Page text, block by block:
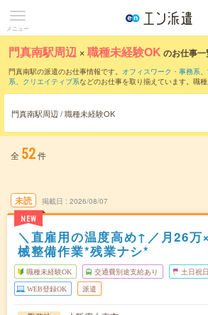
メニュー
門真南駅周辺 ×職種未経験OK のお仕事一
門真南駅の派遣のお仕事情報です。 オフィスワーク・事務系、
系、 クリエイティブ系などのお仕事を取り揃えています。職
門真南駅周辺 / 職種未経験OK
全 52件
未読
NEW
掲載日 2026/08/07
＼直雇用の温度高め↑／月26万
械整備作業*残業ナシ*
職種未経験OK 交通費別途支給あり 土日祝
WEB登録OK 派遣